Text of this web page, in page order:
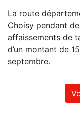
La route
Choisy pendant
affaissements de
d’un montant de
septembre.